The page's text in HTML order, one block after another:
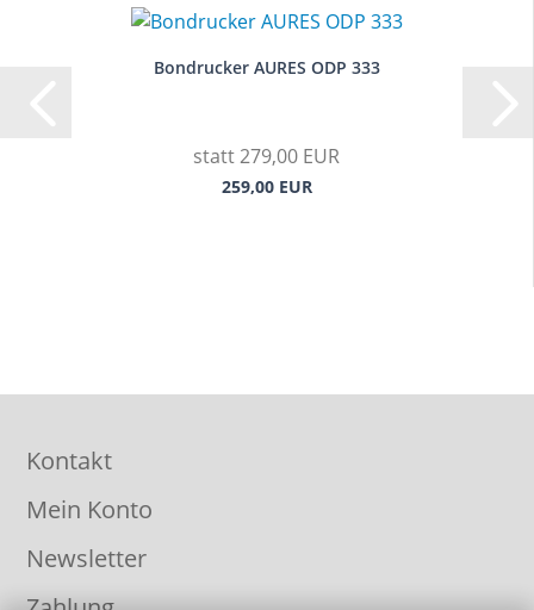
Bondrucker AURES ODP 333
statt 279,00 EUR
259,00 EUR
Kontakt
Mein Konto
Newsletter